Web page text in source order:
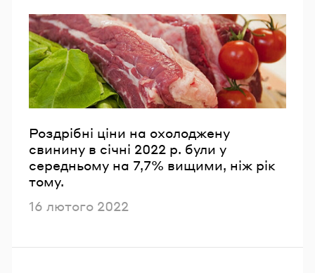
Роздрібні ціни на охолоджену
свинину в січні 2022 р. були у
середньому на 7,7% вищими, ніж рік
тому.
Опубліковано
16 лютого 2022